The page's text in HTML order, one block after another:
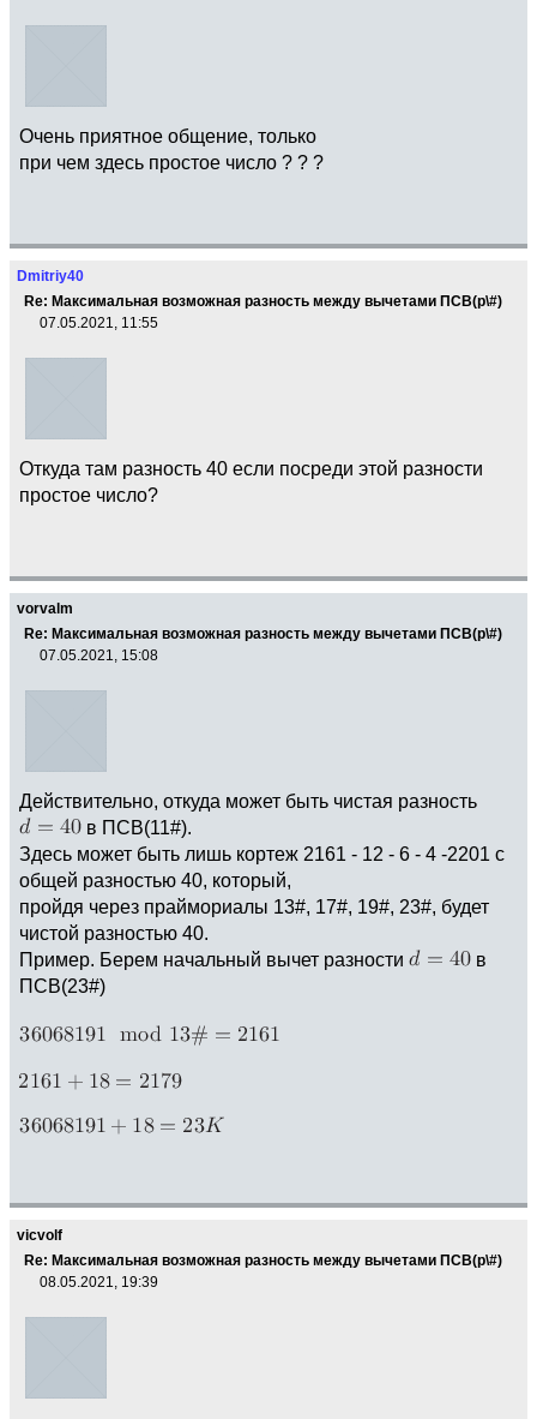
Очень приятное общение, только
при чем здесь простое число ? ? ?
Dmitriy40
Re: Максимальная возможная разность между вычетами ПСВ(p\#)
07.05.2021, 11:55
Откуда там разность 40 если посреди этой разности
простое число?
vorvalm
Re: Максимальная возможная разность между вычетами ПСВ(p\#)
07.05.2021, 15:08
Действительно, откуда может быть чистая разность
в ПСВ(11#).
Здесь может быть лишь кортеж 2161 - 12 - 6 - 4 -2201 с
общей разностью 40, который,
пройдя через праймориалы 13#, 17#, 19#, 23#, будет
чистой разностью 40.
Пример. Берем начальный вычет разности
в
ПСВ(23#)
vicvolf
Re: Максимальная возможная разность между вычетами ПСВ(p\#)
08.05.2021, 19:39